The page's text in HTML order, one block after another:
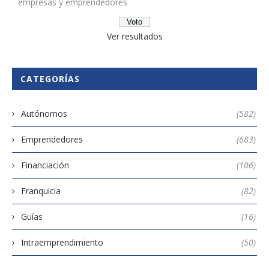
Ver resultados
CATEGORÍAS
Autónomos (582)
Emprendedores (683)
Financiación (106)
Franquicia (82)
Guías (16)
Intraemprendimiento (50)